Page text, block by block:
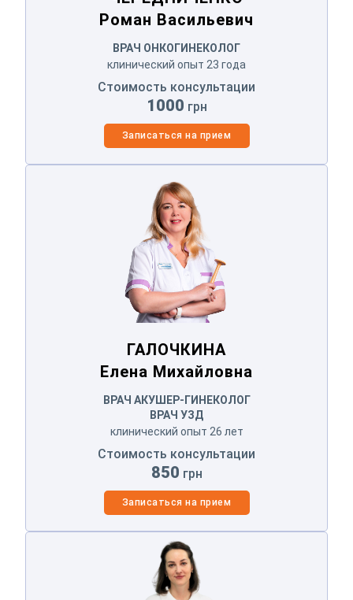
Роман Васильевич
ВРАЧ ОНКОГИНЕКОЛОГ
клинический опыт 23 года
Стоимость консультации
1000 грн
Записаться на прием
ГАЛОЧКИНА
ГАЛОЧКИНА
Елена Михайловна
ВРАЧ АКУШЕР-ГИНЕКОЛОГ
ВРАЧ УЗД
клинический опыт 26 лет
Стоимость консультации
850 грн
Записаться на прием
ЛУКОВЕЦ